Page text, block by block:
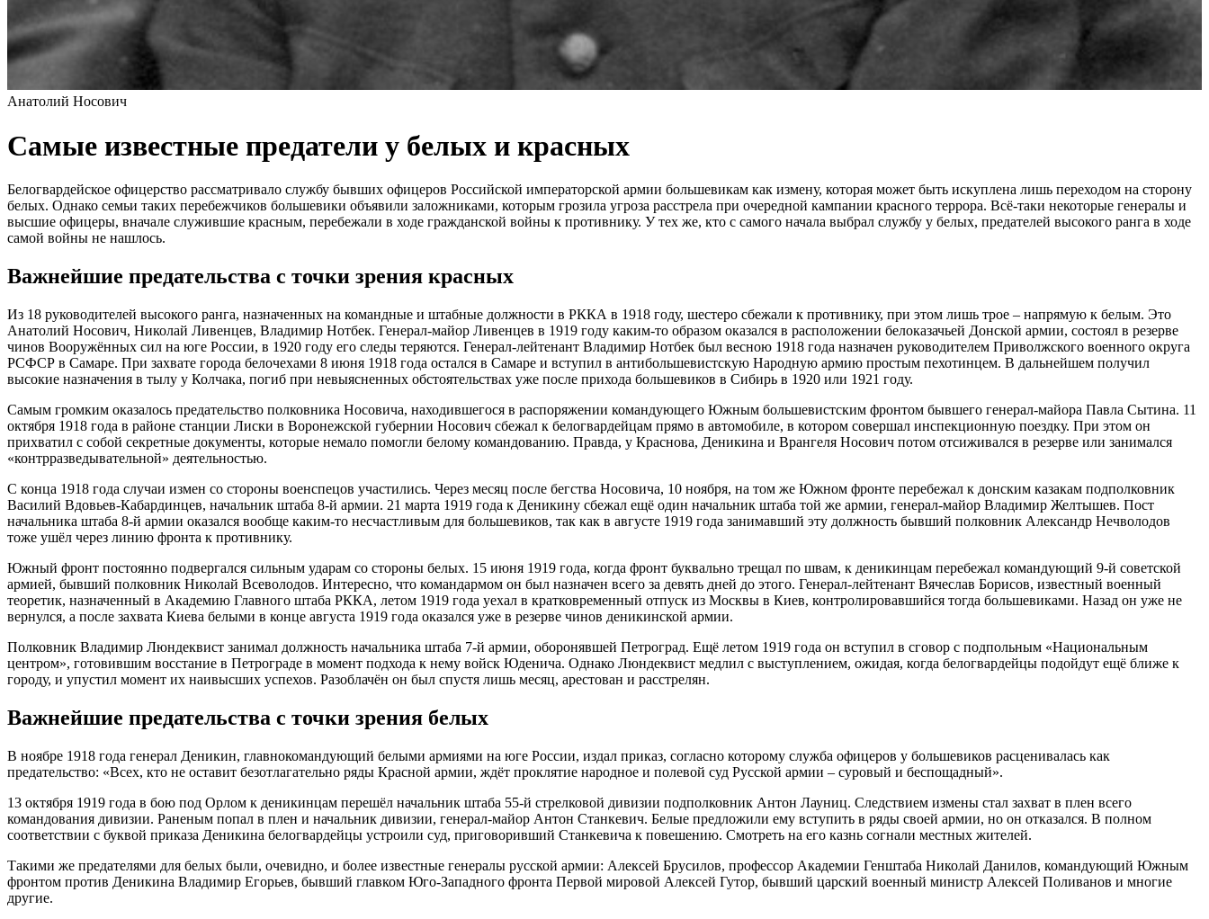
Анатолий Носович
Самые известные предатели у белых и красных
Белогвардейское офицерство рассматривало службу бывших офицеров Российской императорской армии большевикам как измену, которая может быть искуплена лишь переходом на сторону
белых. Однако семьи таких перебежчиков большевики объявили заложниками, которым грозила угроза расстрела при очередной кампании красного террора. Всё-таки некоторые генералы и
высшие офицеры, вначале служившие красным, перебежали в ходе гражданской войны к противнику. У тех же, кто с самого начала выбрал службу у белых, предателей высокого ранга в ходе
самой войны не нашлось.
Важнейшие предательства с точки зрения красных
Из 18 руководителей высокого ранга, назначенных на командные и штабные должности в РККА в 1918 году, шестеро сбежали к противнику, при этом лишь трое – напрямую к белым. Это
Анатолий Носович, Николай Ливенцев, Владимир Нотбек. Генерал-майор Ливенцев в 1919 году каким-то образом оказался в расположении белоказачьей Донской армии, состоял в резерве
чинов Вооружённых сил на юге России, в 1920 году его следы теряются. Генерал-лейтенант Владимир Нотбек был весною 1918 года назначен руководителем Приволжского военного округа
РСФСР в Самаре. При захвате города белочехами 8 июня 1918 года остался в Самаре и вступил в антибольшевистскую Народную армию простым пехотинцем. В дальнейшем получил
высокие назначения в тылу у Колчака, погиб при невыясненных обстоятельствах уже после прихода большевиков в Сибирь в 1920 или 1921 году.
Самым громким оказалось предательство полковника Носовича, находившегося в распоряжении командующего Южным большевистским фронтом бывшего генерал-майора Павла Сытина. 11
октября 1918 года в районе станции Лиски в Воронежской губернии Носович сбежал к белогвардейцам прямо в автомобиле, в котором совершал инспекционную поездку. При этом он
прихватил с собой секретные документы, которые немало помогли белому командованию. Правда, у Краснова, Деникина и Врангеля Носович потом отсиживался в резерве или занимался
«контрразведывательной» деятельностью.
С конца 1918 года случаи измен со стороны военспецов участились. Через месяц после бегства Носовича, 10 ноября, на том же Южном фронте перебежал к донским казакам подполковник
Василий Вдовьев-Кабардинцев, начальник штаба 8-й армии. 21 марта 1919 года к Деникину сбежал ещё один начальник штаба той же армии, генерал-майор Владимир Желтышев. Пост
начальника штаба 8-й армии оказался вообще каким-то несчастливым для большевиков, так как в августе 1919 года занимавший эту должность бывший полковник Александр Нечволодов
тоже ушёл через линию фронта к противнику.
Южный фронт постоянно подвергался сильным ударам со стороны белых. 15 июня 1919 года, когда фронт буквально трещал по швам, к деникинцам перебежал командующий 9-й советской
армией, бывший полковник Николай Всеволодов. Интересно, что командармом он был назначен всего за девять дней до этого. Генерал-лейтенант Вячеслав Борисов, известный военный
теоретик, назначенный в Академию Главного штаба РККА, летом 1919 года уехал в кратковременный отпуск из Москвы в Киев, контролировавшийся тогда большевиками. Назад он уже не
вернулся, а после захвата Киева белыми в конце августа 1919 года оказался уже в резерве чинов деникинской армии.
Полковник Владимир Люндеквист занимал должность начальника штаба 7-й армии, оборонявшей Петроград. Ещё летом 1919 года он вступил в сговор с подпольным «Национальным
центром», готовившим восстание в Петрограде в момент подхода к нему войск Юденича. Однако Люндеквист медлил с выступлением, ожидая, когда белогвардейцы подойдут ещё ближе к
городу, и упустил момент их наивысших успехов. Разоблачён он был спустя лишь месяц, арестован и расстрелян.
Важнейшие предательства с точки зрения белых
В ноябре 1918 года генерал Деникин, главнокомандующий белыми армиями на юге России, издал приказ, согласно которому служба офицеров у большевиков расценивалась как
предательство: «Всех, кто не оставит безотлагательно ряды Красной армии, ждёт проклятие народное и полевой суд Русской армии – суровый и беспощадный».
13 октября 1919 года в бою под Орлом к деникинцам перешёл начальник штаба 55-й стрелковой дивизии подполковник Антон Лауниц. Следствием измены стал захват в плен всего
командования дивизии. Раненым попал в плен и начальник дивизии, генерал-майор Антон Станкевич. Белые предложили ему вступить в ряды своей армии, но он отказался. В полном
соответствии с буквой приказа Деникина белогвардейцы устроили суд, приговоривший Станкевича к повешению. Смотреть на его казнь согнали местных жителей.
Такими же предателями для белых были, очевидно, и более известные генералы русской армии: Алексей Брусилов, профессор Академии Генштаба Николай Данилов, командующий Южным
фронтом против Деникина Владимир Егорьев, бывший главком Юго-Западного фронта Первой мировой Алексей Гутор, бывший царский военный министр Алексей Поливанов и многие
другие.